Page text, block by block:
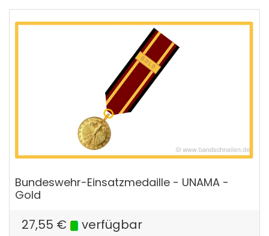
Bundeswehr-Einsatzmedaille - UNAMA -
Gold
27,55 € verfügbar